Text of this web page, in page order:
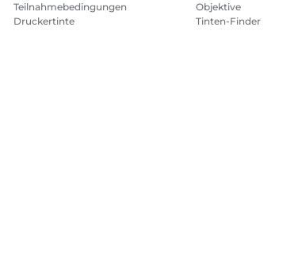
Teilnahmebedingungen
Druckertinte
Objektive
Tinten-Finder